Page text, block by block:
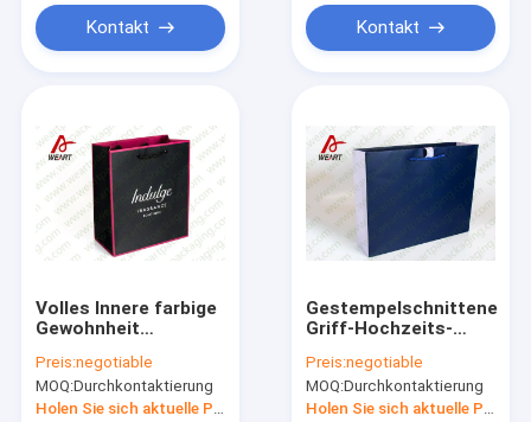
Produkte
Über uns
Fabrik-Ausflug
Fordern Sie ein Zitat
Kontakt Kontakt
Volles Innere farbige
Gewohnheit
die Heirat des
schwarzen Seils
Preis:negotiable
MOQ:Durchkontaktierung
Holen Sie sich aktuelle Preis
Gestempelschnittene
Griff-Hochzeits-
Gewohnheit
Druckpapiertüten
glattes Lamiantion
Preis:negotiable
MOQ:Durchkontaktierung
Holen Sie sich aktuelle Preis